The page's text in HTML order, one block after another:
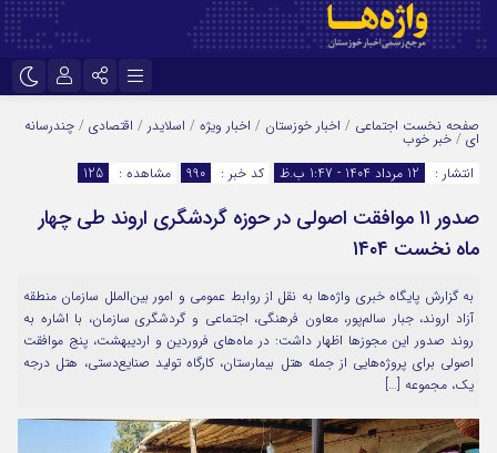
اینستاگرام
تلگرام
سروش
ایتا
آپارات
اپلیکیشن
مرا به خاطر بسپار
صفحه نخست اجتماعی / اخبار خوزستان / اخبار ویژه / اسلایدر / اقتصادی / چندرسانه
ای / خبر خوب
انتشار :
12 مرداد 1404 - 1:47 ب.ظ کد خبر : 990 مشاهده : 125
صدور ۱۱ موافقت اصولی در حوزه گردشگری اروند طی چهار
ماه نخست ۱۴۰۴
به گزارش پایگاه خبری واژه‌ها به نقل از روابط عمومی و امور بین‌الملل سازمان منطقه
آزاد اروند، جبار سالم‌پور، معاون فرهنگی، اجتماعی و گردشگری سازمان، با اشاره به
روند صدور این مجوزها اظهار داشت: در ماه‌های فروردین و اردیبهشت، پنج موافقت
اصولی برای پروژه‌هایی از جمله هتل بیمارستان، کارگاه تولید صنایع‌دستی، هتل درجه
یک، مجموعه […]